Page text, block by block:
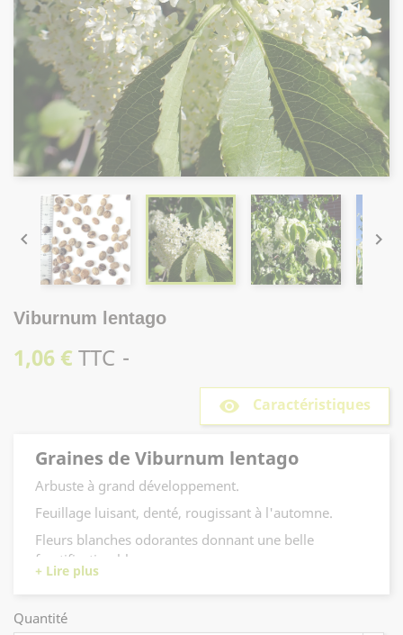
 
Viburnum lentago
1,06 €TTC
remove_red_eye Caractéristiques
Graines de Viburnum lentago
Arbuste à grand développement.
Feuillage luisant, denté, rougissant à l'automne.
Fleurs blanches odorantes donnant une belle
fructification bleue.
Quantité